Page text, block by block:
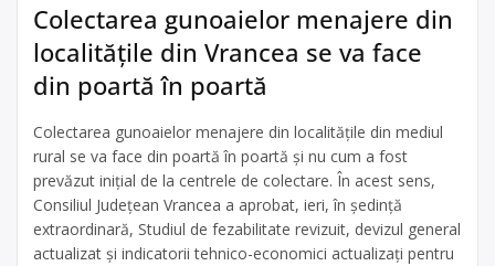
Colectarea gunoaielor menajere din
localitățile din Vrancea se va face
din poartă în poartă
Colectarea gunoaielor menajere din localitățile din mediul
rural se va face din poartă în poartă și nu cum a fost
prevăzut inițial de la centrele de colectare. În acest sens,
Consiliul Județean Vrancea a aprobat, ieri, în ședință
extraordinară, Studiul de fezabilitate revizuit, devizul general
actualizat și indicatorii tehnico-economici actualizați pentru